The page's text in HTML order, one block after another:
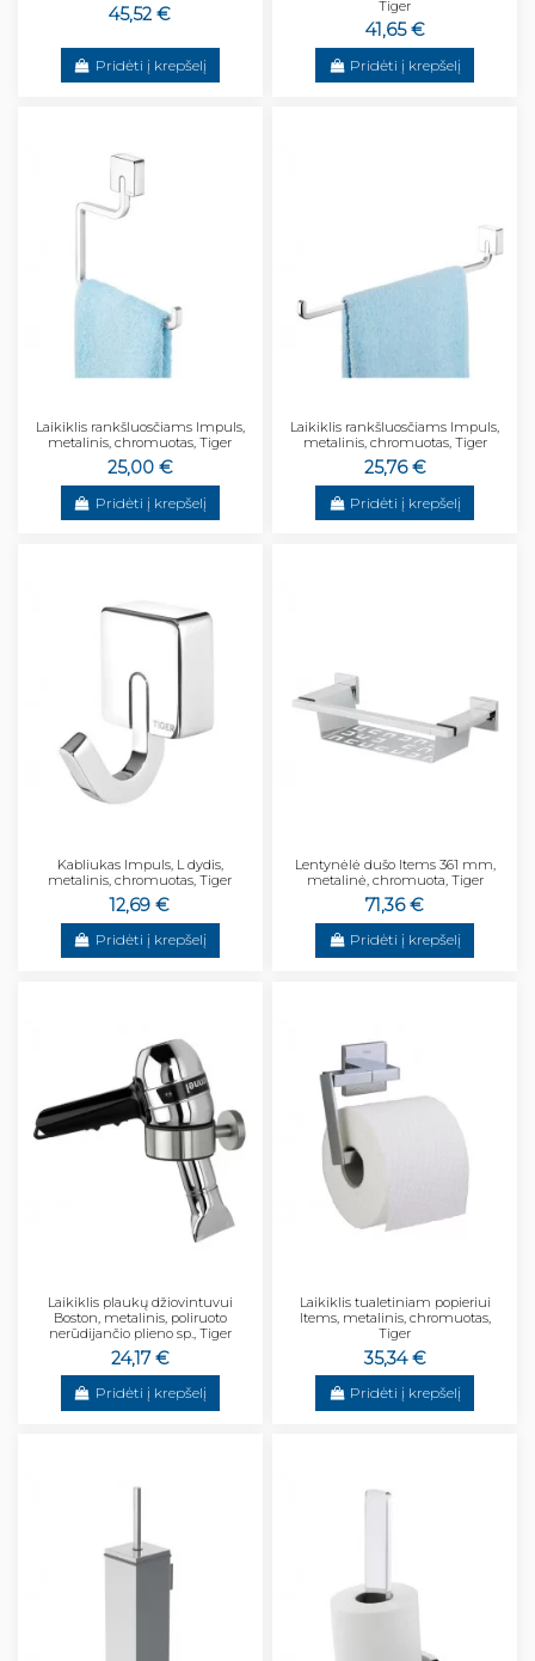
45,52 €
Pridėti į krepšelį
Tiger
41,65 €
Pridėti į krepšelį
Laikiklis rankšluosčiams Impuls,
metalinis, chromuotas, Tiger
25,00 €
Pridėti į krepšelį
Laikiklis rankšluosčiams Impuls,
metalinis, chromuotas, Tiger
25,76 €
Pridėti į krepšelį
Kabliukas Impuls, L dydis,
metalinis, chromuotas, Tiger
12,69 €
Pridėti į krepšelį
Lentynėlė dušo Items 361 mm,
metalinė, chromuota, Tiger
71,36 €
Pridėti į krepšelį
Laikiklis plaukų džiovintuvui
Boston, metalinis, poliruoto
nerūdijančio plieno sp., Tiger
24,17 €
Pridėti į krepšelį
Laikiklis tualetiniam popieriui
Items, metalinis, chromuotas,
Tiger
35,34 €
Pridėti į krepšelį